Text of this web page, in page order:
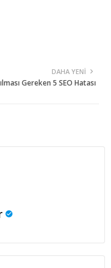
DAHA YENI
Gereken 5 SEO Hatası